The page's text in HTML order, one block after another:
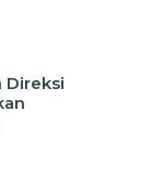
Direksi